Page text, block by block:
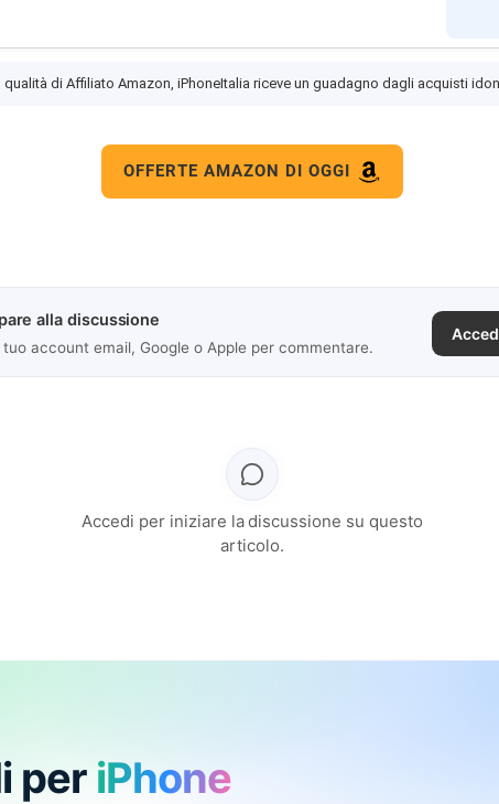
qualità di Affiliato Amazon, iPhoneItalia riceve un guadagno dagli acquisti
OFFERTE AMAZON DI OGGI
alla discussione
account email, Google o Apple per commentare.
Accedi per iniziare la discussione su questo
articolo.
per iPhone